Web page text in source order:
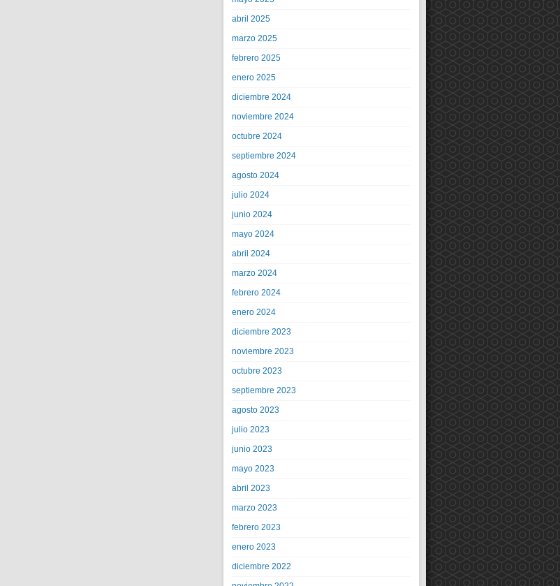
abril 2025
marzo 2025
febrero 2025
enero 2025
diciembre 2024
noviembre 2024
octubre 2024
septiembre 2024
agosto 2024
julio 2024
junio 2024
mayo 2024
abril 2024
marzo 2024
febrero 2024
enero 2024
diciembre 2023
noviembre 2023
octubre 2023
septiembre 2023
agosto 2023
julio 2023
junio 2023
mayo 2023
abril 2023
marzo 2023
febrero 2023
enero 2023
diciembre 2022